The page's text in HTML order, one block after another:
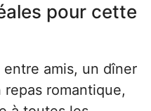
pour cette
amis, un dîner
romantique,